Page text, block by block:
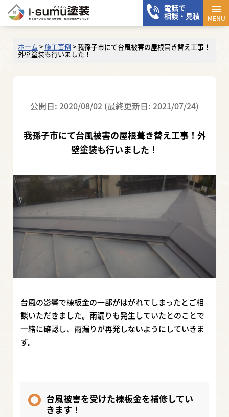
電話で
相談・見積
メ
MENU
ホーム >施工事例 >我孫子市にて台風被害の屋根葺き替え工事！
外壁塗装も行いました！
公開日: 2020/08/02 (最終更新日: 2021/07/24)
我孫子市にて台風被害の屋根葺き替え工事！外
壁塗装も行いました！
台風の影響で棟板金の一部がはがれてしまったとご相
談いただきました。雨漏りも発生していたとのことで
一緒に確認し、雨漏りが再発しないようにしていきま
す。
台風被害を受けた棟板金を補修してい
きます！